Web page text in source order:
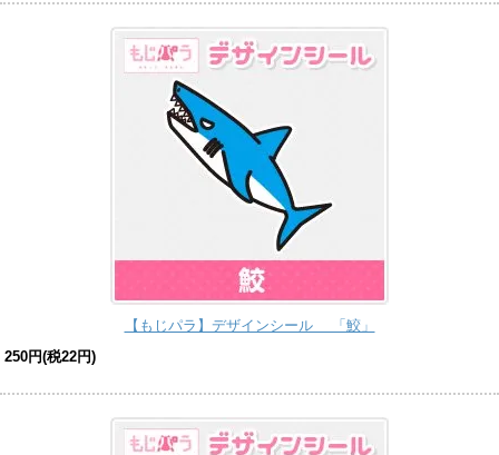
【もじパラ】デザインシール 「鮫」
250円(税22円)